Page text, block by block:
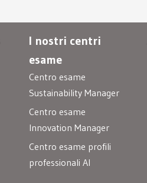
I nostri centri
esame
Centro esame
Sustainability Manager
Centro esame
Innovation Manager
Centro esame profili
professionali AI